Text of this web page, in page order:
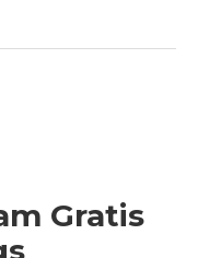
Gratis